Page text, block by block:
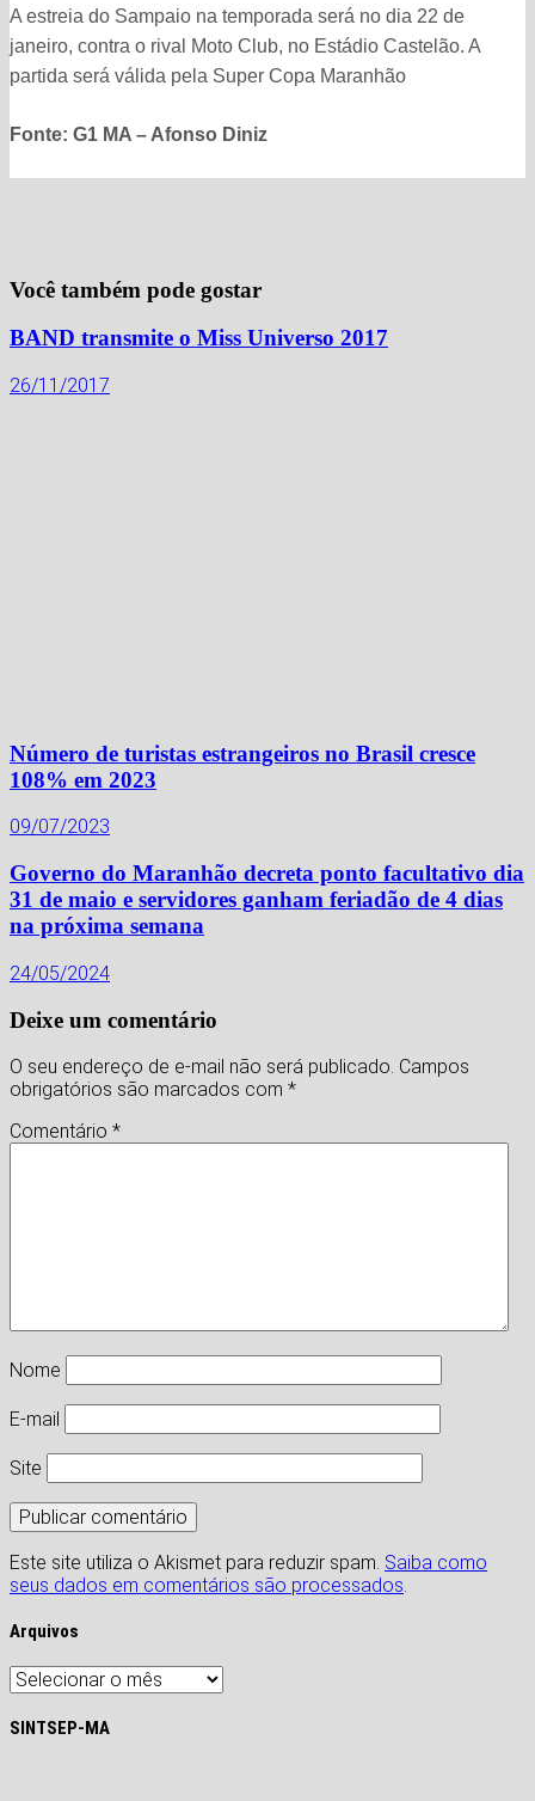
A estreia do Sampaio na temporada será no dia 22 de
janeiro, contra o rival Moto Club, no Estádio Castelão. A
partida será válida pela Super Copa Maranhão
Fonte: G1 MA – Afonso Diniz
Você também pode gostar
BAND transmite o Miss Universo 2017
26/11/2017
Número de turistas estrangeiros no Brasil cresce
108% em 2023
09/07/2023
Governo do Maranhão decreta ponto facultativo dia
31 de maio e servidores ganham feriadão de 4 dias
na próxima semana
24/05/2024
Deixe um comentário
O seu endereço de e-mail não será publicado. Campos
obrigatórios são marcados com *
Comentário *
Nome
E-mail
Site
Este site utiliza o Akismet para reduzir spam. Saiba como
seus dados em comentários são processados.
Arquivos
Arquivos
SINTSEP-MA